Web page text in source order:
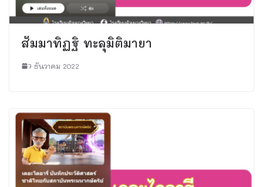
สัมมาทิฏฐิ ทะลุมิติมายา
7 ธันวาคม 2022